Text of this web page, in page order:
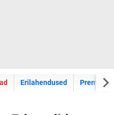
Erilahendused Premium